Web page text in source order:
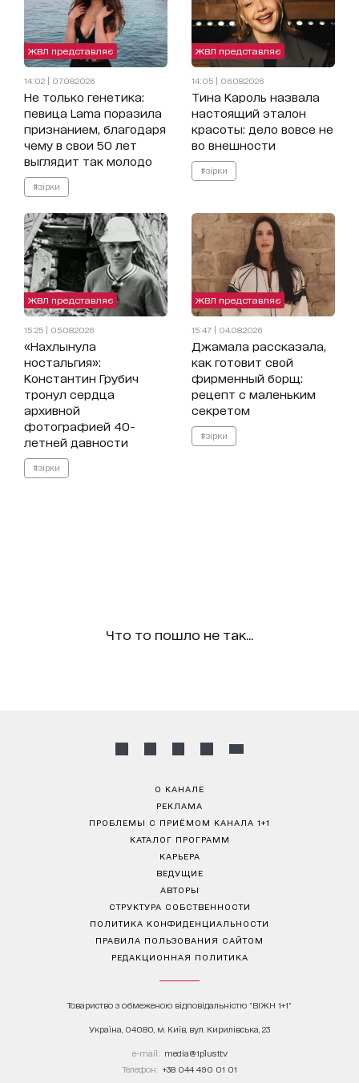
ЖВЛ представляє
14:02 | 07.08.2026
Не только генетика:
певица Lama поразила
признанием, благодаря
чему в свои 50 лет
выглядит так молодо
#зірки
ЖВЛ представляє
14:05 | 06.08.2026
Тина Кароль назвала
настоящий эталон
красоты: дело вовсе не
во внешности
#зірки
ЖВЛ представляє
15:25 | 05.08.2026
«Нахлынула
ностальгия»:
Константин Грубич
тронул сердца
архивной
фотографией 40-
летней давности
#зірки
ЖВЛ представляє
15:47 | 04.08.2026
Джамала рассказала,
как готовит свой
фирменный борщ:
рецепт с маленьким
секретом
#зірки
Что то пошло не так...
О КАНАЛЕ
РЕКЛАМА
ПРОБЛЕМЫ С ПРИЁМОМ КАНАЛА 1+1
КАТАЛОГ ПРОГРАММ
КАРЬЕРА
ВЕДУЩИЕ
АВТОРЫ
СТРУКТУРА СОБСТВЕННОСТИ
ПОЛИТИКА КОНФИДЕНЦИАЛЬНОСТИ
ПРАВИЛА ПОЛЬЗОВАНИЯ САЙТОМ
РЕДАКЦИОННАЯ ПОЛИТИКА
Товариство з обмеженою відповідальністю "ВІЖН 1+1"
Україна, 04080, м. Київ, вул. Кирилівська, 23
е-mail: media@1plus1.tv
Телефон: +38 044 490 01 01